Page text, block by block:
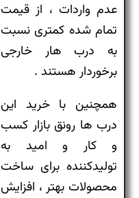
عدم واردات ، از قیمت
تمام شده کمتری نسبت
به درب هار خارجی
برخوردار هستند .
همچنین با خرید این
درب ها رونق بازار کسب
و کار و امید به
تولیدکننده برای ساخت
محصولات بهتر ، افزایش